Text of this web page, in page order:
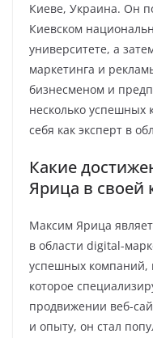
Киеве, Украина. Он
Киевском
университете, а
маркетинга и
бизнесменом и
несколько успешных
себя как эксперт в
Какие
Ярица в своей
Максим Ярица
в области digital-
успешных компаний,
которое
продвижении веб-
и опыту, он стал